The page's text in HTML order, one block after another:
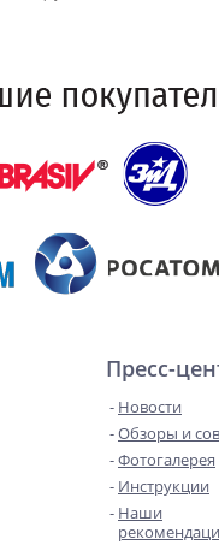
Пресс-
Новости
Обзоры и
Фотогалерея
Инструкции
Наши